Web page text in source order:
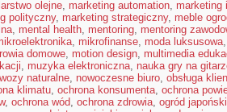
olejne, marketing automation, marketing
polityczny, marketing strategiczny, meble
, mental health, mentoring, mentoring
, mikrofinanse, moda luksusowa
domowe, motion design, multimedia
, muzyka elektroniczna, nauka gry na
naturalne, nowoczesne biuro, obsługa
klimatu, ochrona konsumenta, ochrona
, ochrona wód, ochrona zdrowia, ogród japoński